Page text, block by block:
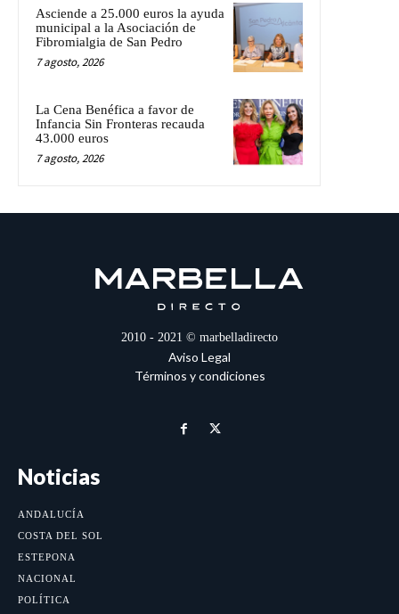
Asciende a 25.000 euros la ayuda
municipal a la Asociación de
Fibromialgia de San Pedro
7 agosto, 2026
La Cena Benéfica a favor de
Infancia Sin Fronteras recauda
43.000 euros
7 agosto, 2026
2010 - 2021 © marbelladirecto
Aviso Legal
Términos y condiciones
Noticias
ANDALUCÍA
COSTA DEL SOL
ESTEPONA
NACIONAL
POLÍTICA